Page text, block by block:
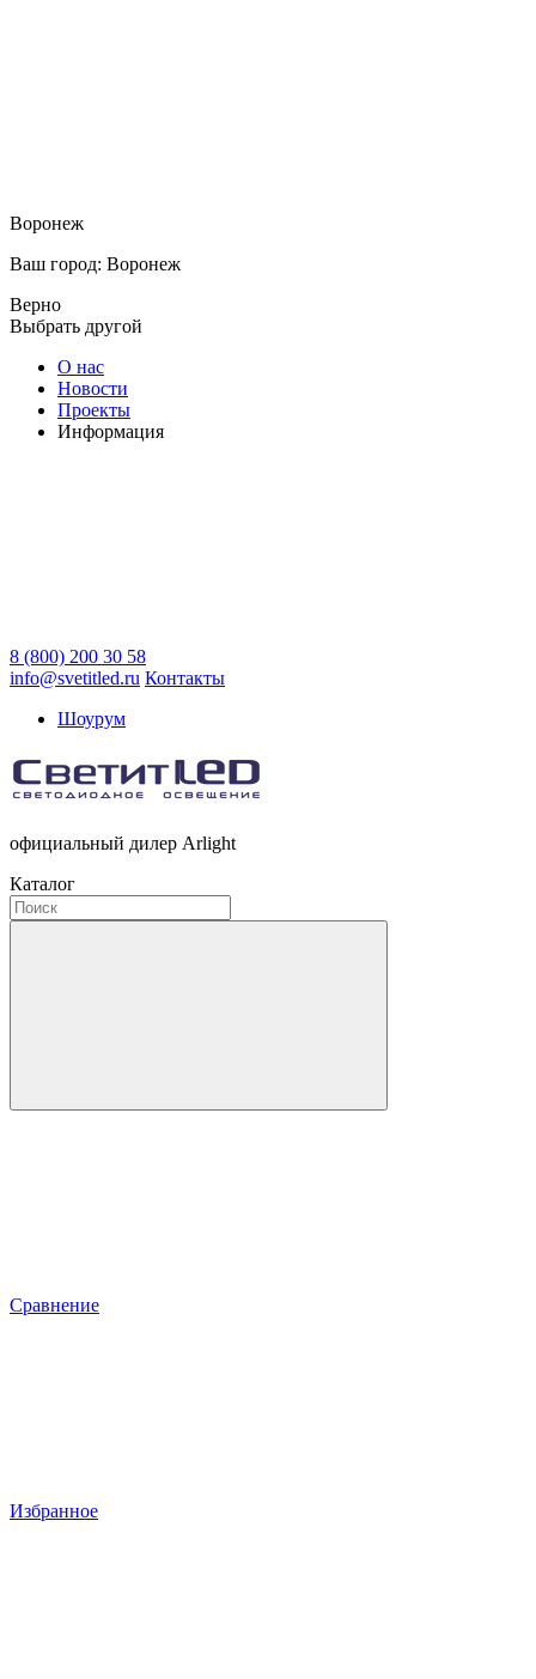
Воронеж
Ваш город: Воронеж
Верно
Выбрать другой
О нас
Новости
Проекты
Информация
8 (800) 200 30 58
info@svetitled.ru Контакты
Шоурум
официальный дилер Arlight
Каталог
Сравнение
Избранное